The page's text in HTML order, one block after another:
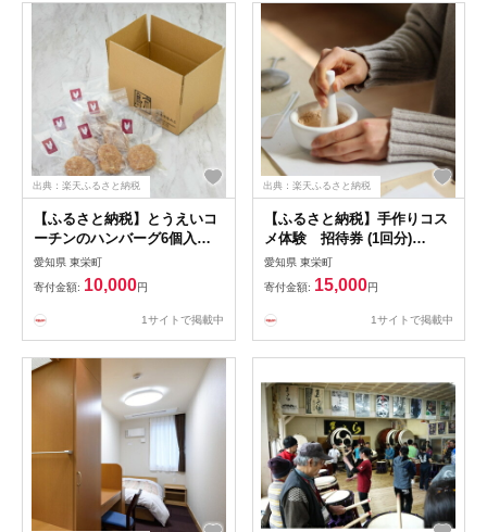
出典：楽天ふるさと納税
【ふるさと納税】とうえいコ
ーチンのハンバーグ6個入り
セット【配送不可地域：離
島】【1368498】
愛知県 東栄町
寄付金額: 10,000円
1サイトで掲載中
出典：楽天ふるさと納税
【ふるさと納税】手作りコス
メ体験 招待券 (1回分)
【1314867】
愛知県 東栄町
寄付金額: 15,000円
1サイトで掲載中